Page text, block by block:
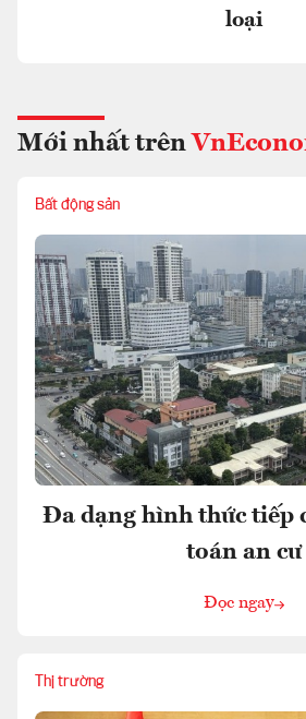
loại
Mới nhất trên
Bất động sản
Đa dạng hình thức tiếp
toán an cư
Đọc ngay
Thị trường